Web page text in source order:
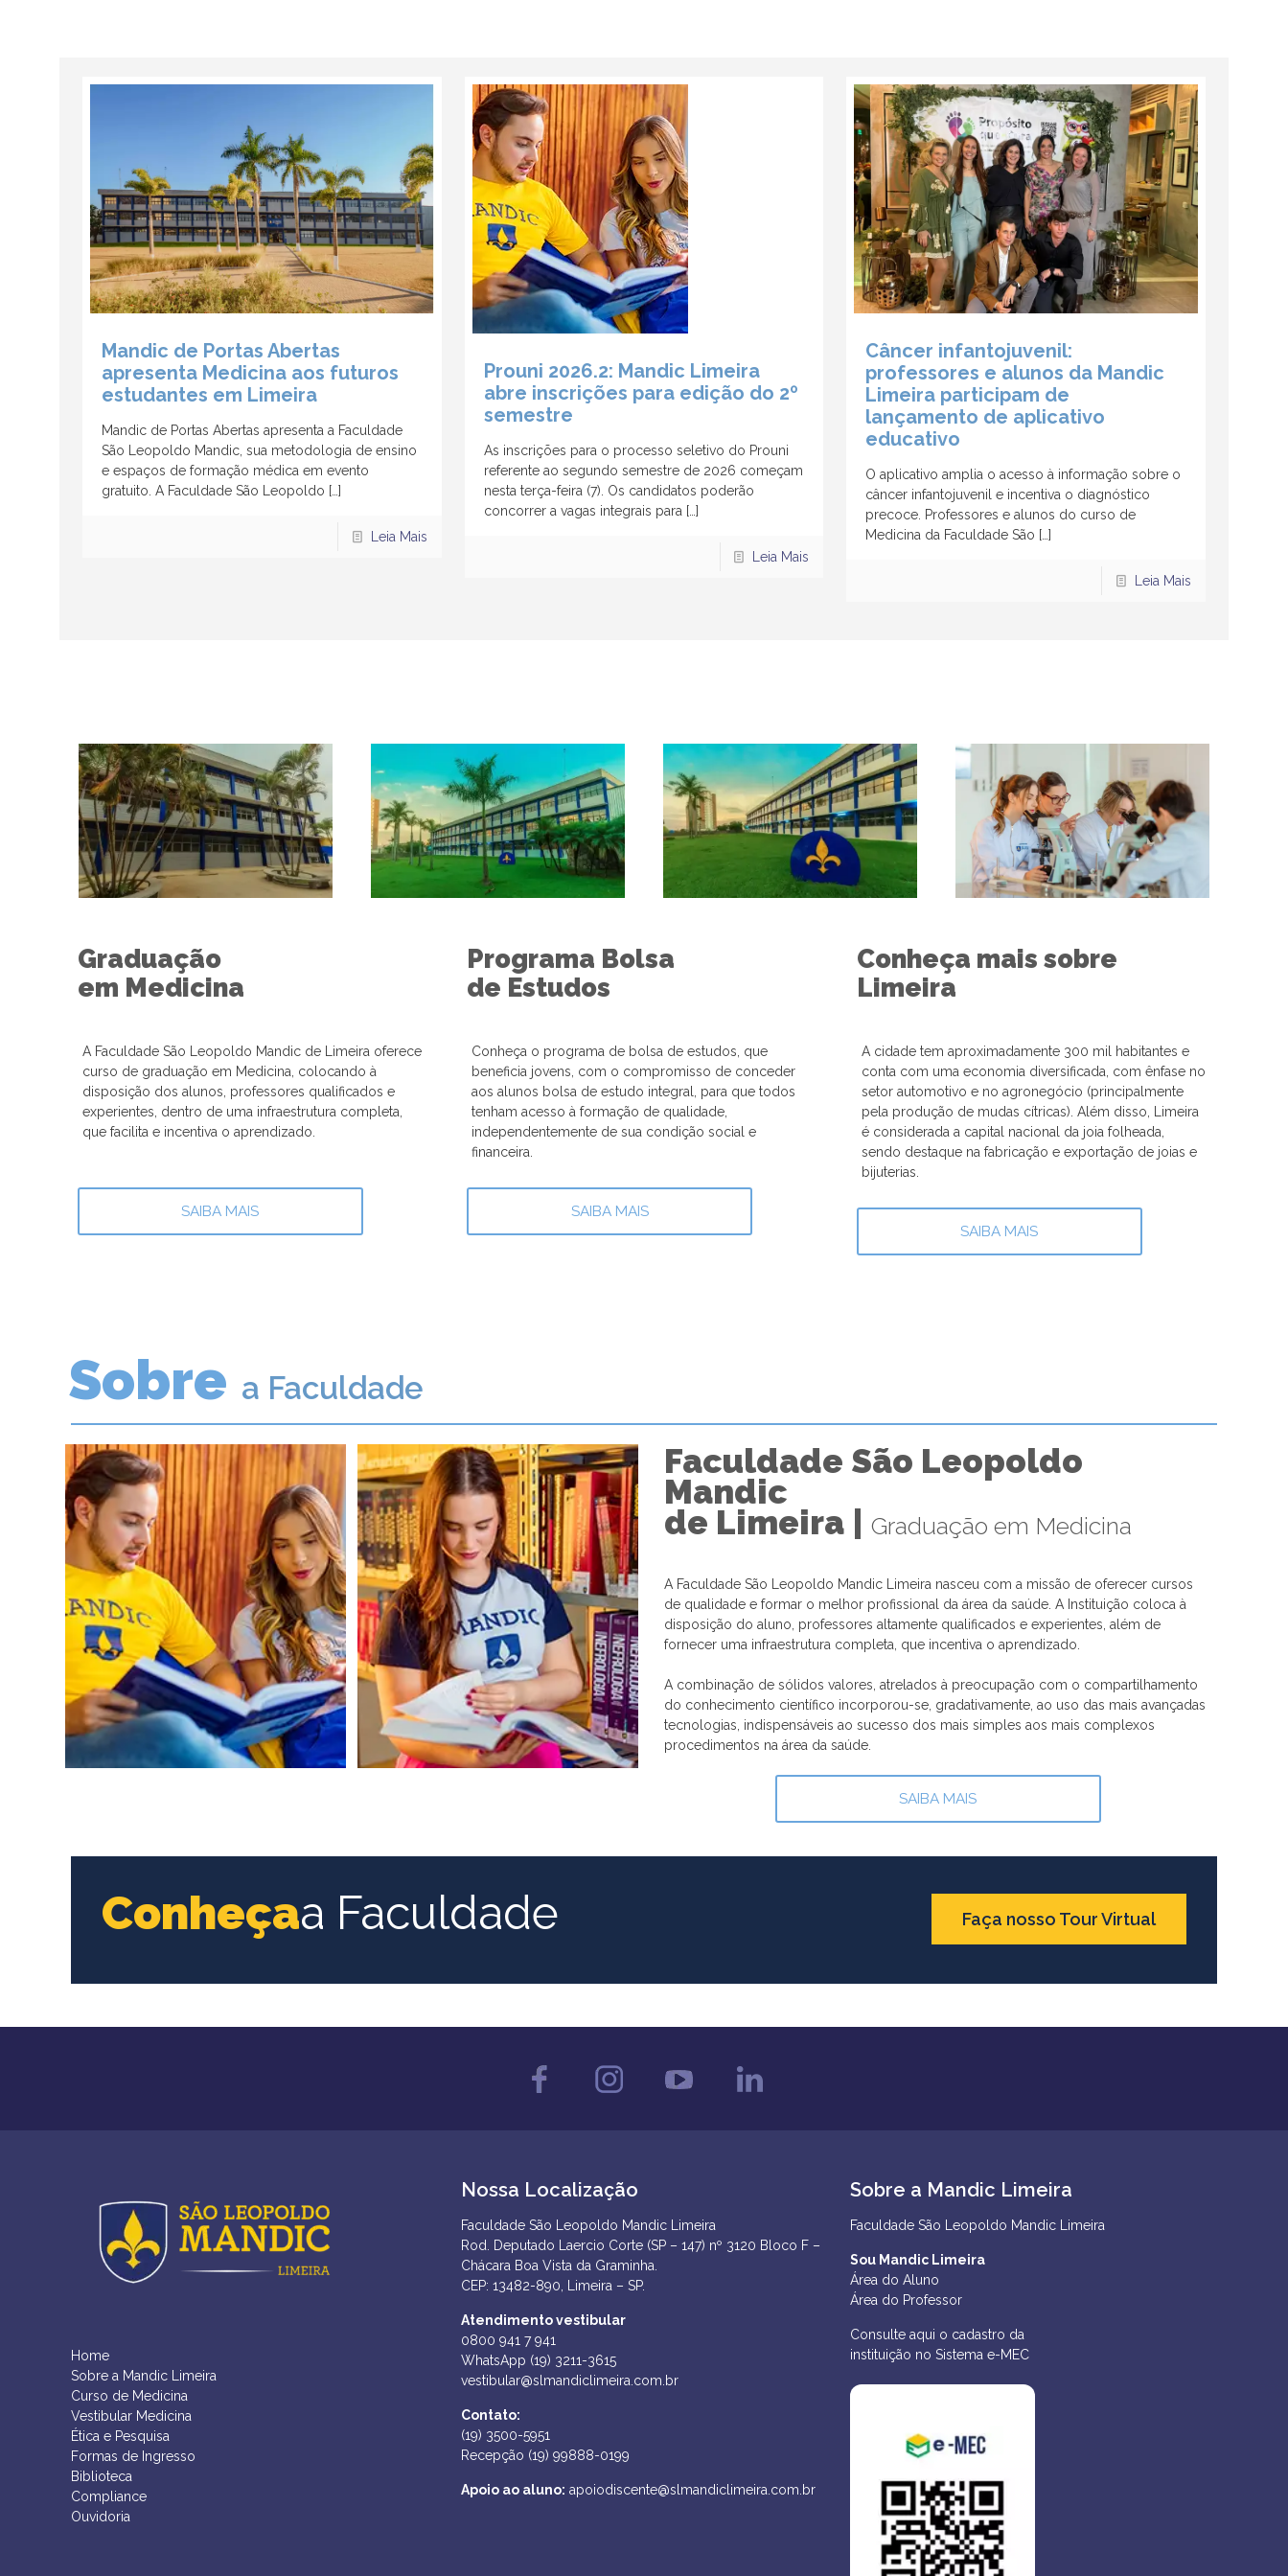
Mandic de Portas Abertas
apresenta Medicina aos futuros
estudantes em Limeira
Mandic de Portas Abertas apresenta a Faculdade
São Leopoldo Mandic, sua metodologia de ensino
e espaços de formação médica em evento
gratuito. A Faculdade São Leopoldo […]
Leia Mais
Prouni 2026.2: Mandic Limeira
abre inscrições para edição do 2º
semestre
As inscrições para o processo seletivo do Prouni
referente ao segundo semestre de 2026 começam
nesta terça-feira (7). Os candidatos poderão
concorrer a vagas integrais para […]
Leia Mais
Câncer infantojuvenil:
professores e alunos da Mandic
Limeira participam de
lançamento de aplicativo
educativo
O aplicativo amplia o acesso à informação sobre o
câncer infantojuvenil e incentiva o diagnóstico
precoce. Professores e alunos do curso de
Medicina da Faculdade São […]
Leia Mais
Graduação
em Medicina
A Faculdade São Leopoldo Mandic de Limeira oferece
curso de graduação em Medicina, colocando à
disposição dos alunos, professores qualificados e
experientes, dentro de uma infraestrutura completa,
que facilita e incentiva o aprendizado.
SAIBA MAIS
Programa Bolsa
de Estudos
Conheça o programa de bolsa de estudos, que
beneficia jovens, com o compromisso de conceder
aos alunos bolsa de estudo integral, para que todos
tenham acesso à formação de qualidade,
independentemente de sua condição social e
financeira.
SAIBA MAIS
Conheça mais sobre
Limeira
A cidade tem aproximadamente 300 mil habitantes e
conta com uma economia diversificada, com ênfase no
setor automotivo e no agronegócio (principalmente
pela produção de mudas cítricas). Além disso, Limeira
é considerada a capital nacional da joia folheada,
sendo destaque na fabricação e exportação de joias e
bijuterias.
SAIBA MAIS
Sobre a Faculdade
Faculdade São Leopoldo
Mandic
de Limeira | Graduação em Medicina
A Faculdade São Leopoldo Mandic Limeira nasceu com a missão de oferecer cursos
de qualidade e formar o melhor profissional da área da saúde. A Instituição coloca à
disposição do aluno, professores altamente qualificados e experientes, além de
fornecer uma infraestrutura completa, que incentiva o aprendizado.
A combinação de sólidos valores, atrelados à preocupação com o compartilhamento
do conhecimento científico incorporou-se, gradativamente, ao uso das mais avançadas
tecnologias, indispensáveis ao sucesso dos mais simples aos mais complexos
procedimentos na área da saúde.
SAIBA MAIS
Conheçaa Faculdade Faça nosso Tour Virtual
Home
Sobre a Mandic Limeira
Curso de Medicina
Vestibular Medicina
Ética e Pesquisa
Formas de Ingresso
Biblioteca
Compliance
Ouvidoria
Nossa Localização
Faculdade São Leopoldo Mandic Limeira
Rod. Deputado Laercio Corte (SP – 147) nº 3120 Bloco F –
Chácara Boa Vista da Graminha.
CEP: 13482-890, Limeira – SP.
Atendimento vestibular
0800 941 7 941
WhatsApp (19) 3211-3615
vestibular@slmandiclimeira.com.br
Contato:
(19) 3500-5951
Recepção (19) 99888-0199
Apoio ao aluno: apoiodiscente@slmandiclimeira.com.br
Sobre a Mandic Limeira
Faculdade São Leopoldo Mandic Limeira
Sou Mandic Limeira
Área do Aluno
Área do Professor
Consulte aqui o cadastro da
instituição no Sistema e-MEC